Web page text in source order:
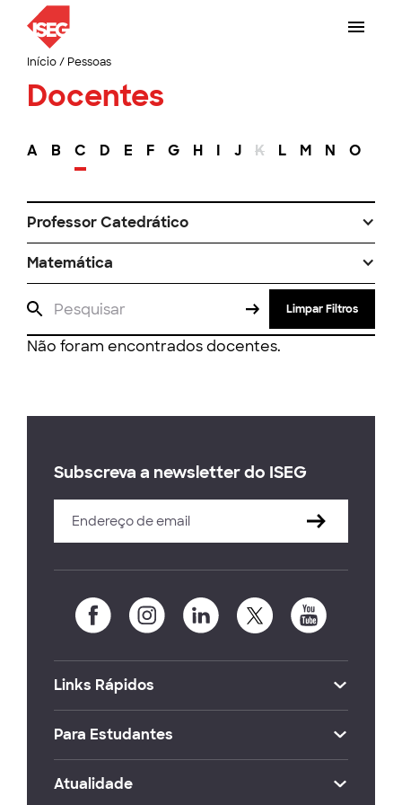
Início/ Pessoas
Docentes
A B C D E F G H I J K L M N O
Professor Catedrático
Matemática
Limpar Filtros
Não foram encontrados docentes.
Subscreva a newsletter do ISEG
Links Rápidos
Para Estudantes
Atualidade